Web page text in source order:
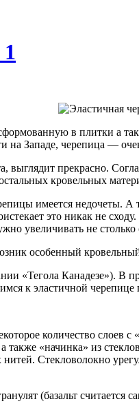
в плитки а
Западе, черепица —
выглядит прекрасно.
кровельных
имеется недочеты.
это никак не
увеличивать не
особенный
«Тегола Канадезе»). В
к эластичной черепице
количество
также «начинка» из
Стекловолокно
(базальт